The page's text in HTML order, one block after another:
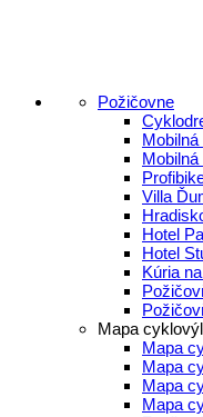
Požičovne
Villa
Hotel
Hotel
Kúria
Mapa
Mapa
Mapa
Mapa
Mapa